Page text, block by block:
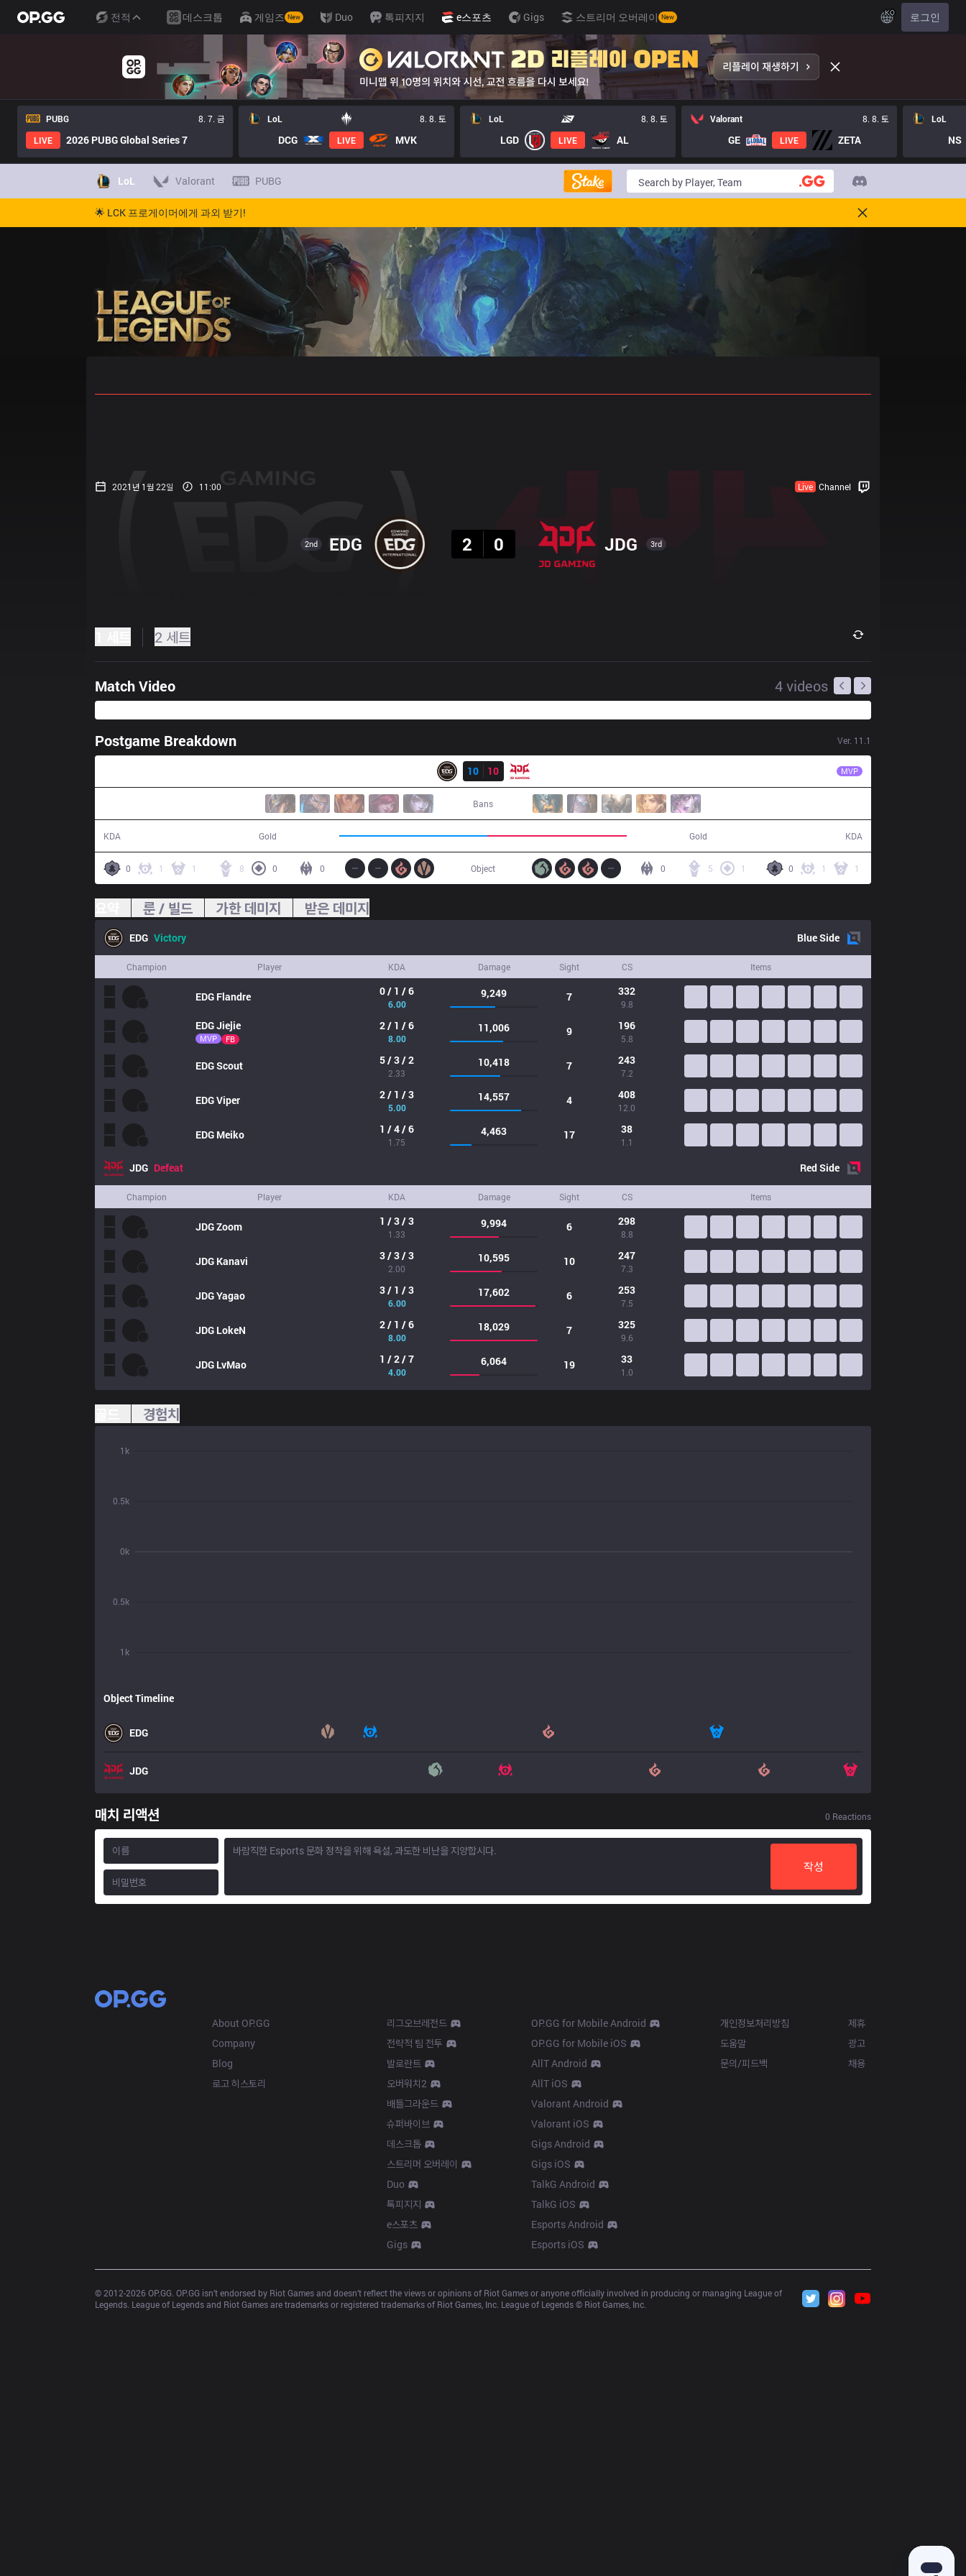
전적 데스크톱 게임즈 New Duo 톡피지지 e스포츠 Gigs 스트리머 오버레이 New KO 로그인
PUBG
8. 7. 금
LIVE
2026 PUBG Global Series 7
LoL 8. 8. 토
DCG LIVE MVK
LoL 8. 8. 토
LGD LIVE AL
Valorant 8. 8. 토
GE LIVE ZETA
LoL
NS
LoL Valorant PUBG
🌟 LCK 프로게이머에게 과외 받기!
2021년 1월 22일 11:00 Live Channel
2nd EDG
2
0 JDG 3rd
2 세트
Match Video 4videos
Postgame Breakdown Ver. 11.1
10
10 MVP
Bans
KDA Gold Gold KDA
0 1 1 8 0 0 0 1 1
5 1
0
Object
룬 / 빌드 가한 데미지 받은 데미지
EDG Victory BlueSide
Champion Player KDA Damage Sight CS Items
EDG Flandre 0 / 1 / 6
6.00
9,249 7 332
9.8
EDGJiejie
MVP FB
2 / 1 / 6
8.00
11,006 9 196
5.8
EDGScout 5 / 3 / 2
2.33
10,418 7 243
7.2
EDGViper 2 / 1 / 3
5.00
14,557 4 408
12.0
EDG Meiko 1 / 4 / 6
1.75
4,463 17 38
1.1
JDG Defeat RedSide
Champion Player KDA Damage Sight CS Items
JDGZoom 1 / 3 / 3
1.33
9,994 6 298
8.8
JDG Kanavi 3 / 3 / 3
2.00
10,595 10 247
7.3
JDGYagao 3 / 1 / 3
6.00
17,602 6 253
7.5
JDG LokeN 2 / 1 / 6
8.00
18,029 7 325
9.6
JDG LvMao 1 / 2 / 7
4.00
6,064 19 33
1.0
경험치
1k
0.5k
0k
0.5k
1k
Object Timeline
EDG
JDG
매치 리액션 0 Reactions
작성
About OP.GG
Company
Blog
로고 히스토리
리그오브레전드
전략적 팀 전투
발로란트
오버워치2
배틀그라운드
슈퍼바이브
데스크톱
스트리머 오버레이
Duo
톡피지지
e스포츠
Gigs
OP.GG for Mobile Android
OP.GG for Mobile iOS
AllT Android
AllT iOS
Valorant Android
Valorant iOS
Gigs Android
Gigs iOS
TalkG Android
TalkG iOS
Esports Android
Esports iOS
개인정보처리방침
도움말
문의/피드백
제휴
광고
채용
© 2012-2026 OP.GG. OP.GG isn’t endorsed by Riot Games and doesn’t reflect the views or opinions of Riot Games or anyone officially involved in producing or managing League of
Legends. League of Legends and Riot Games are trademarks or registered trademarks of Riot Games, Inc. League of Legends © Riot Games, Inc.